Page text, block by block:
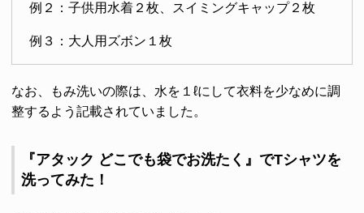
例２：子供用水着２枚、スイミングキャップ２枚
例３：大人用ズボン１枚
なお、もみ洗いの際は、水を１ℓにして衣料を少なめに調
整するよう記載されていました。
『アタック どこでも袋でお洗たく』でTシャツを
洗ってみた！